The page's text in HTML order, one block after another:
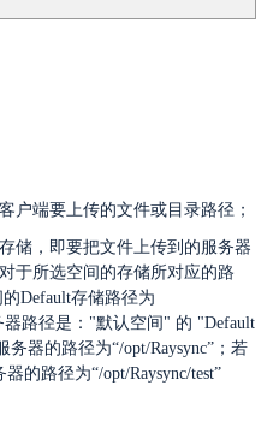
户端要上传的文件或目录路径；
储，即要把文件上传到的服务器
于所选空间的存储所对应的路
Default存储路径为
器路径是："默认空间" 的 "Default
器的路径为“/opt/Raysync”；若
的路径为“/opt/Raysync/test”